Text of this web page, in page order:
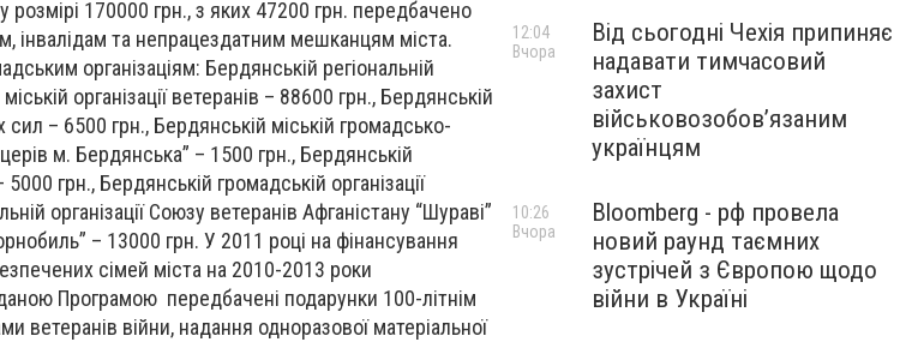
розмірі 170000 грн., з яких 47200 грн. передбачено
інвалідам та непрацездатним мешканцям міста.
організаціям: Бердянській регіональній
організації ветеранів – 88600 грн., Бердянській
сил – 6500 грн., Бердянській міській громадсько-
м. Бердянська” – 1500 грн., Бердянській
грн., Бердянській громадській організації
організації Союзу ветеранів Афганістану “Шураві”
– 13000 грн. У 2011 році на фінансування
сімей міста на 2010-2013 роки
Програмою передбачені подарунки 100-літнім
ветеранів війни, надання одноразової матеріальної
Від сьогодні Чехія припиняє
надавати тимчасовий
захист
військовозобов’язаним
українцям
12:04
Вчора
Bloomberg - рф провела
новий раунд таємних
зустрічей з Європою щодо
війни в Україні
10:26
Вчора